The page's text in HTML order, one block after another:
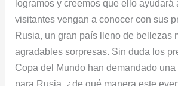
logramos y creemos que ello ayudará
visitantes vengan a conocer con sus
Rusia, un gran país lleno de bellezas
agradables sorpresas. Sin duda los
Copa del Mundo han demandado
para Rusia, ¿de qué manera este